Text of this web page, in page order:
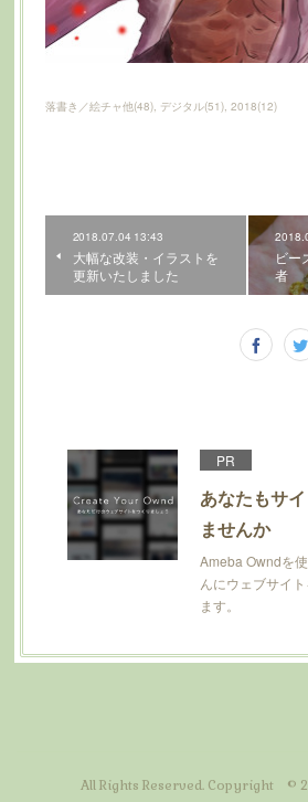
落書き／絵チャ他(48) デジタル(51) 2018(12)
2018.07.04 13:43
大幅な改装・イラストを
更新いたしました
ビー
者
PR
あなたもサ
ませんか
Ameba Owndを
んにウェブサイ
ます。
All Rights Reserved. Copyright ©